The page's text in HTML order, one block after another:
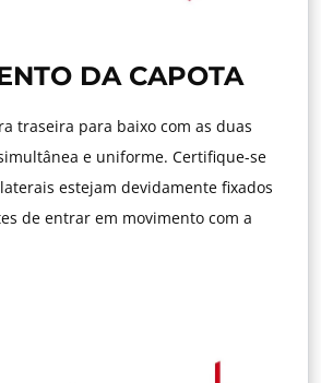
DA CAPOTA
traseira para baixo com as duas
e uniforme. Certifique-se
estejam devidamente fixados
de entrar em movimento com a